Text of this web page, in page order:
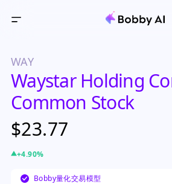
WAY
Waystar Holding
Common Stock
$23.77
+4.90%
Bobby量化交易模型